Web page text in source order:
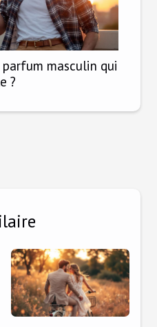
masculin qui
?